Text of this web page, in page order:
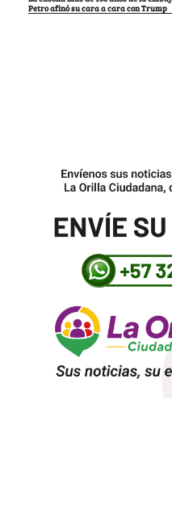
Petro afinó su cara a cara con Trump